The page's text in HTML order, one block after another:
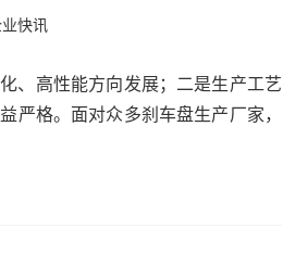
快讯
、高性能方向发展；二是生产工艺
严格。面对众多刹车盘生产厂家，